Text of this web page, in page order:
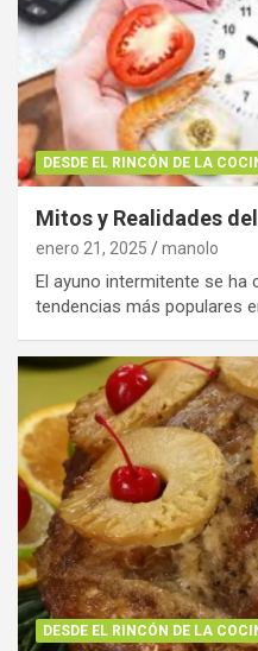
DESDE EL RINCÓN DE LA
Mitos y Realidades
enero 21, 2025 manolo
El ayuno intermitente se ha
tendencias más populares
DESDE EL RINCÓN DE LA